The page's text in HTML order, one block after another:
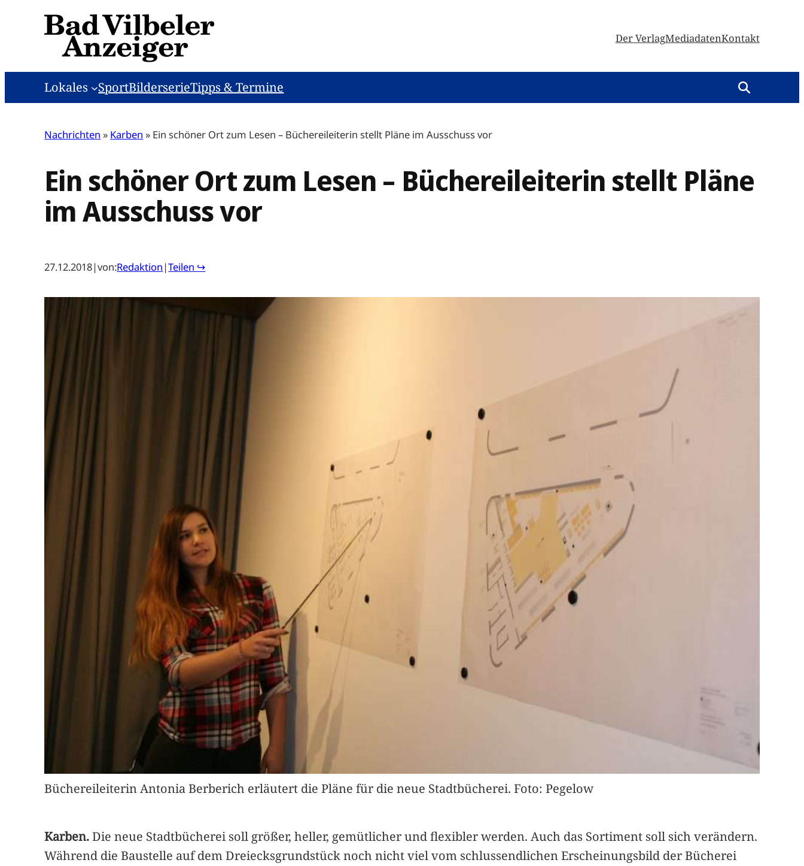
Der VerlagMediadatenKontakt
Lokales SportBilderserieTipps & Termine
Nachrichten » Karben » Ein schöner Ort zum Lesen – Büchereileiterin stellt Pläne im Ausschuss vor
Ein schöner Ort zum Lesen – Büchereileiterin stellt Pläne
im Ausschuss vor
27.12.2018|von:Redaktion |Teilen ↪
Büchereileiterin Antonia Berberich erläutert die Pläne für die neue Stadtbücherei. Foto: Pegelow
Karben.Die neue Stadtbücherei soll größer, heller, gemütlicher und flexibler werden. Auch das Sortiment soll sich verändern.
Während die Baustelle auf dem Dreiecksgrundstück noch nicht viel vom schlussendlichen Erscheinungsbild der Bücherei